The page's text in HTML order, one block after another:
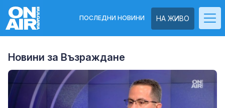
НА ЖИВО
ПОСЛЕДНИ НОВИНИ
Новини за Възраждане